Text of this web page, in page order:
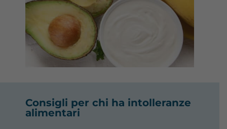
Consigli per chi ha intolleranze
alimentari